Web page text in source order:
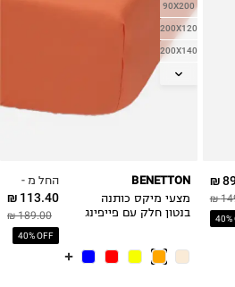
40%
90X200
200X120
200X140
160X200
החל מ -
113.40 ₪
189.00 ₪
40% OFF
BENETTON
מצעי מיקס כותנה
בנטון חלק עם פייפינג